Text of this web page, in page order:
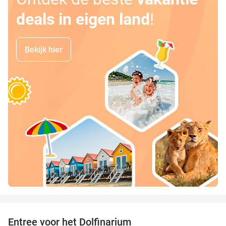
deals in eigen land!
Bekijk hier
Entree voor het Dolfinarium